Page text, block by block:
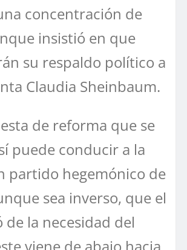
concentración de
insistió en que
su respaldo político a
Claudia Sheinbaum.
de reforma que se
puede conducir a la
partido hegemónico de
sea inverso, que el
la necesidad del
viene de abajo hacia